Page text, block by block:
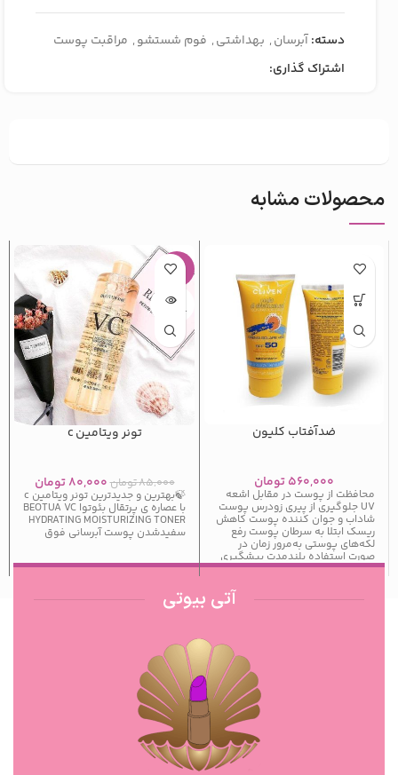
دسته:آبرسان, بهداشتی, فوم شستشو, مراقبت پوست
اشتراک گذاری:
محصولات مشابه
ضدآفتاب کلیون
۵۶۰,۰۰۰تومان
محافظت از پوست در مقابل اشعه
UV جلوگیری از پیری زودرس پوست
شاداب و جوان کننده پوست کاهش
ریسک ابتلا به سرطان پوست رفع
لکه‌های پوستی به‌مرور زمان در
صورت استفاده بلندمدت پیشگیری
از برنزه‌شدن پوست بر اثر سوختگی
-6%
اتمام م
وجودی
تونر ویتامین c
۸۵,۰۰۰تومان۸۰,۰۰۰ تومان
🍃بهترین و جدیدترین تونر ویتامین c
با عصاره ی پرتقال بئوتوا BEOTUA VC
HYDRATING MOISTURIZING TONER
سفیدشدن پوست آبرسانی فوق
آتی بیوتی